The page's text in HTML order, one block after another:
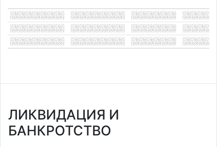
ЛИКВИДАЦИЯ И
БАНКРОТСТВО